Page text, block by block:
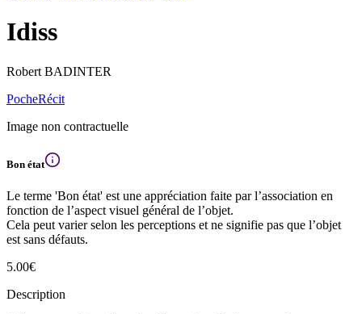
Idiss
Robert BADINTER
PocheRécit
Image non contractuelle
Bon état
Le terme 'Bon état' est une appréciation faite par l’association en
fonction de l’aspect visuel général de l’objet.
Cela peut varier selon les perceptions et ne signifie pas que l’objet
est sans défauts.
5.00€
Description